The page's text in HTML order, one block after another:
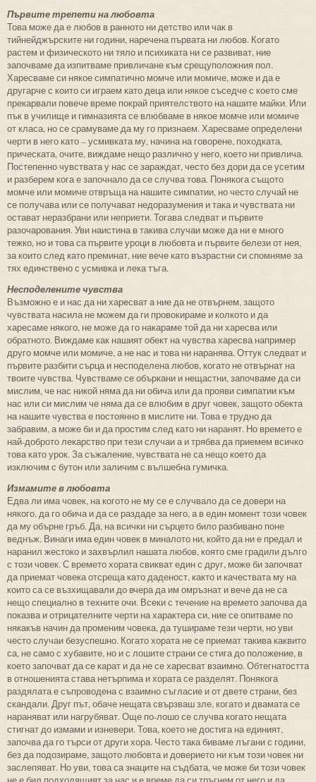
Първите трепети на любовта
Това може да е любов в ранното ни детство или чак в
тийнейджърските ни години, наречена първата ни любов. Когато
растем и физическото ни тяло и психиката ни се развиват, ние
започваме да изпитваме привличане към срещуположния пол.
Харесваме си някое симпатично момче или момиче, може и да е
другарче с които си играем като деца или някое съседче с което сме
прекарвали повече време покрай приятелството на нашите майки. Или
пък в училище и гимназията се влюбваме в някое момче или момиче
от класа, но се срамуваме да му го признаем. Харесваме определени
черти в него като – усмивката му, начина на говорене, походката,
прическата, очите, виждаме нещо различно у него, което ни привлича.
Постепенно чувствата у нас се зараждат, често без дори да се усетим
и разберем кога е започнало да се случва това. Понякога същото
момче или момиче отвръща на нашите симпатии, но често случай не
се получава или се получават недоразумения и така и чувствата ни
остават неразбрани или неприети. Тогава следват и първите
разочарования. Уви наистина в такива случаи може да ни е много
тежко, но и това са първите уроци в любовта и първите белези от нея,
за които след като преминат, ние вече като възрастни си спомняме за
тях единствено с усмивка и лека тъга.
Несподелените чувства
Възможно е и нас да ни харесват а ние да не отвърнем, защото
чувствата насила не можем да ги провокираме и колкото и да
харесаме някого, не може да го накараме той да ни харесва или
обратното. Виждаме как нашият обект на чувства харесва например
друго момче или момиче, а не нас и това ни наранява. Оттук следват и
първите разбити сърца и несподелена любов, когато не отвърнат на
твоите чувства. Чувстваме се объркани и нещастни, започваме да си
мислим, че нас никой няма да ни обича или да прояви симпатии към
нас или си мислим че няма да се влюбим в друг човек, защото обекта
на нашите чувства е постоянно в мислите ни. Това е трудно да
забравим, а може би и да простим след като ни наранят. Но времето е
най-доброто лекарство при тези случаи а и трябва да приемем всичко
това като урок. За съжаление, чувствата не са нещо което да
изключим с бутон или заличим с вълшебна гумичка.
Измамите в любовта
Едва ли има човек, на когото не му се е случвало да се довери на
някого, да го обича и да се раздаде за него, а в един момент този човек
да му обърне гръб. Да, на всички ни сърцето било разбивано поне
веднъж. Винаги има един човек в миналото ни, който да ни е предал и
наранил жестоко и захвърлил нашата любов, която сме градили дълго
с този човек. С времето хората свикват един с друг, може би започват
да приемат човека отсреща като даденост, както и качествата му на
които са се възхищавали до вчера да им омръзнат и вече да не са
нещо специално в техните очи. Всеки с течение на времето започва да
показва и отрицателните черти на характера си, ние се опитваме по
някакъв начин да променим човека, да тушираме тези черти, но уви
често случаи безуспешно. Когато хората не се приемат такива каквито
са, не само с хубавите, но и с лошите страни се стига до положение, в
което започват да се карат и да не се харесват взаимно. Обтегнатостта
в отношенията става нетърпима и хората се разделят. Понякога
раздялата е съпроводена с взаимно съгласие и от двете страни, без
скандали. Друг път, обаче нещата свързваш зле, когато и двамата се
нараняват или нагрубяват. Още по-лошо се случва когато нещата
стигнат до измами и изневери. Това, което не достига на единият,
започва да го търси от други хора. Често така биваме лъгани с години,
без да подозираме, защото любовта и доверието ни към този човек ни
заслепяват. Но уви, това са знаците на съдбата, че може би този човек